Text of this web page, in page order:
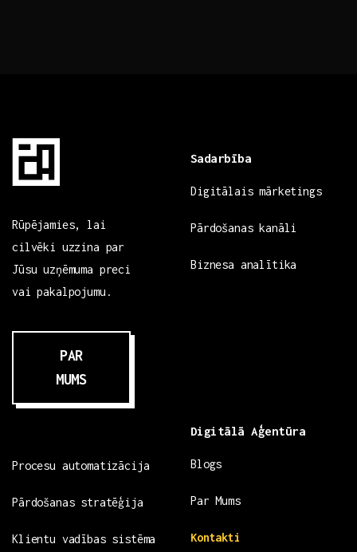
Rūpējamies, lai
cilvēki uzzina par
Jūsu uzņēmuma preci
vai pakalpojumu.
PAR
MUMS
Sadarbība
Digitālais mārketings
Pārdošanas kanāli
Biznesa analītika
Procesu automatizācija
Pārdošanas stratēģija
Klientu vadības sistēma
Digitālā Aģentūra
Blogs
Par Mums
Kontakti